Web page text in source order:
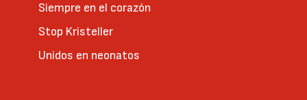
Siempre en el corazón
Stop Kristeller
Unidos en neonatos